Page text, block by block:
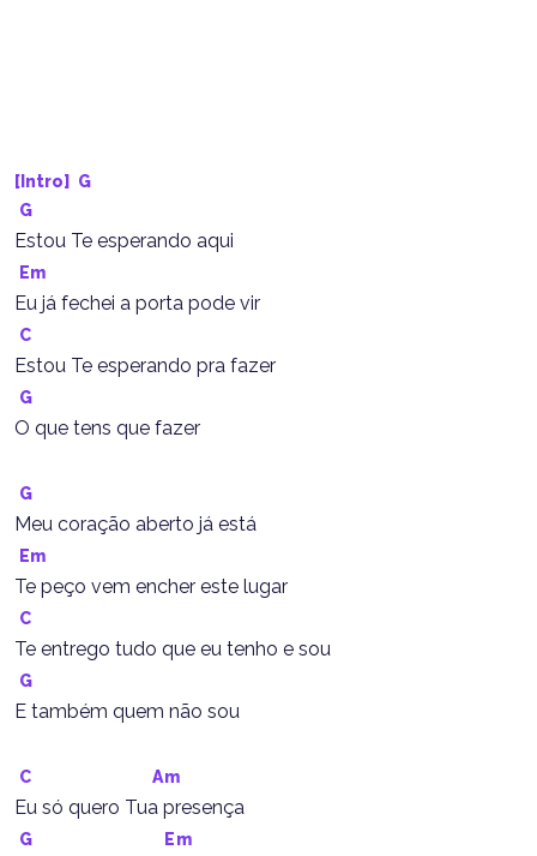
[Intro]
G
G
Estou Te esperando aqui
Em
Eu já fechei a porta pode vir
C
Estou Te esperando pra fazer
G
O que tens que fazer
G
Meu coração aberto já está
Em
Te peço vem encher este lugar
C
Te entrego tudo que eu tenho e sou
G
E também quem não sou
C Am
Eu só quero Tua presença
G Em